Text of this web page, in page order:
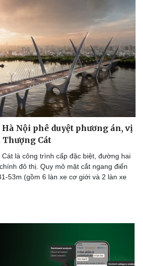
Nội phê duyệt phương án, vị
Cát
là công trình cấp đặc biệt, đường hai
đô thị. Quy mô mặt cắt ngang điển
53m (gồm 6 làn xe cơ giới và 2 làn xe